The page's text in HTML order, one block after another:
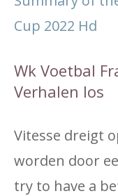
Cup 2022 Hd
Wk Voetbal
Verhalen Ios
Vitesse dreigt
worden door
try to have a